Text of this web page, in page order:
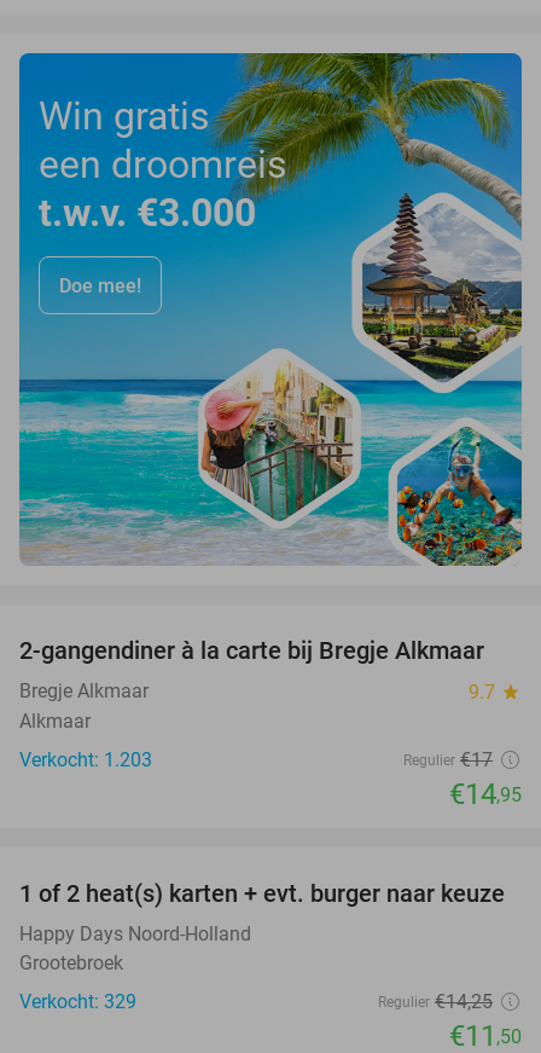
Win gratis
een droomreis
t.w.v. €3.000
Doe mee!
12%
2-gangendiner à la carte bij Bregje Alkmaar
Bregje Alkmaar 9.7 star
Alkmaar
Verkocht: 1.203
Regulier €17
€14,95
19%
1 of 2 heat(s) karten + evt. burger naar keuze
Happy Days Noord-Holland
Grootebroek
Verkocht: 329
Regulier €14,25
€11 ,50